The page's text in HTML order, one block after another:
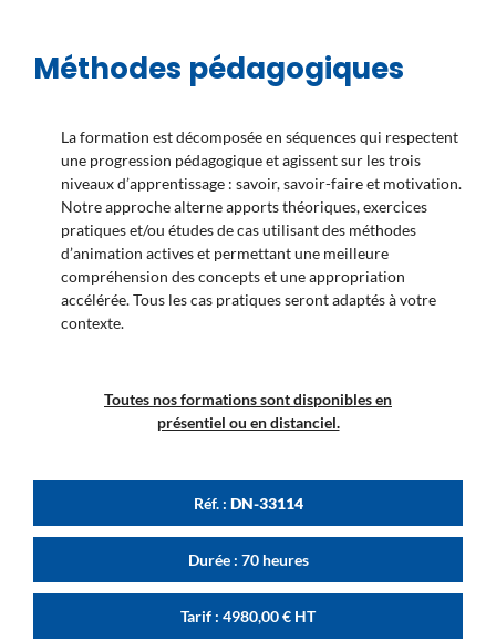
Méthodes pédagogiques
La formation est décomposée en séquences qui respectent
une progression pédagogique et agissent sur les trois
niveaux d’apprentissage : savoir, savoir-faire et motivation.
Notre approche alterne apports théoriques, exercices
pratiques et/ou études de cas utilisant des méthodes
d’animation actives et permettant une meilleure
compréhension des concepts et une appropriation
accélérée. Tous les cas pratiques seront adaptés à votre
contexte.
Toutes nos formations sont disponibles en
présentiel ou en distanciel.
Réf. : DN-33114
Durée : 70 heures
Tarif : 4980,00€ HT